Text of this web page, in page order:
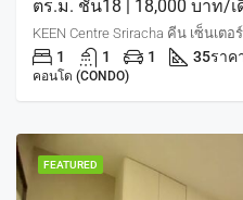
ตร.ม. ชั้น18 | 18,000 บาท/
1 1 1 35ราค
คอนโด (CONDO)
FEATURED